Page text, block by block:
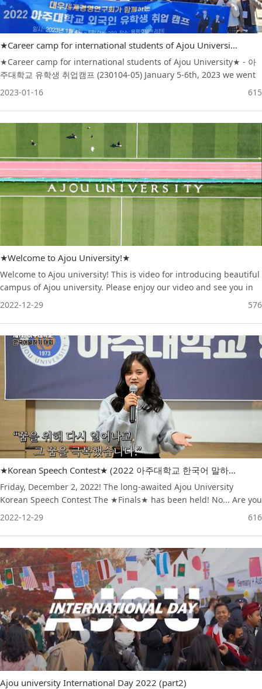
★Career camp for international students of Ajou University (유학생 취업 캠프)★
★Career camp for international students of Ajou University★ - 아
주대학교 유학생 취업캠프 (230104-05) January 5-6th, 2023 we went
to a career camp for successful employment of Ajou University
passion of the students! 23년 1월 5일-6일 아주대학교 유학생들의 성
공적인 취업을 위한 첫 관문! 취업 캠프를 다녀왔습니다. 짧은 영상에 담
긴 힘들지만 뜨거웠던 현장의 열기 함께 보시겠습니다~!
2023-01-16 615
★Welcome to Ajou University!★
Welcome to Ajou university! This is video for introducing beautiful
campus of Ajou university. Please enjoy our video and see you in
the Ajou university soon! 아름다운 아주대학교 캠퍼스 전경을 담은 영
2022-12-29 576
★Korean Speech Contest★ (2022 아주대학교 한국어 말하기 대회)
Friday, December 2, 2022! The long-awaited Ajou University
Korean Speech Contest The ★Finals★ has been held! No... Are you
really an international student...? Let's see a wonderful speech
2022-12-29 616
Ajou university International Day 2022 (part2)